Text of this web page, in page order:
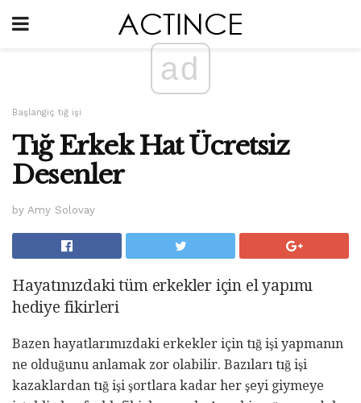
ad
Başlangıç ​​tığ işi
Tığ Erkek Hat Ücretsiz
Desenler
by Amy Solovay
Hayatınızdaki tüm erkekler için el yapımı
hediye fikirleri
Bazen hayatlarımızdaki erkekler için tığ işi yapmanın
ne olduğunu anlamak zor olabilir. Bazıları tığ işi
kazaklardan tığ işi şortlara kadar her şeyi giymeye